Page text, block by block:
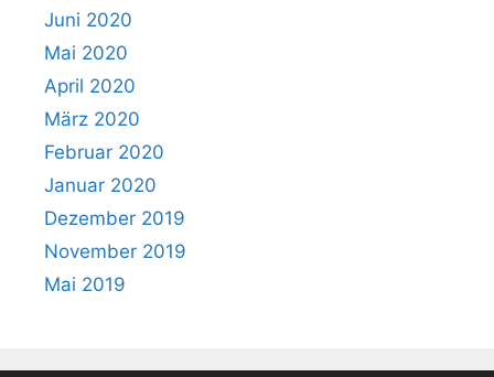
Juni 2020
Mai 2020
April 2020
März 2020
Februar 2020
Januar 2020
Dezember 2019
November 2019
Mai 2019